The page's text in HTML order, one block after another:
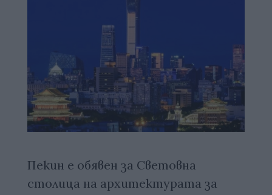
Пекин е обявен за Световна
столица на архитектурата за